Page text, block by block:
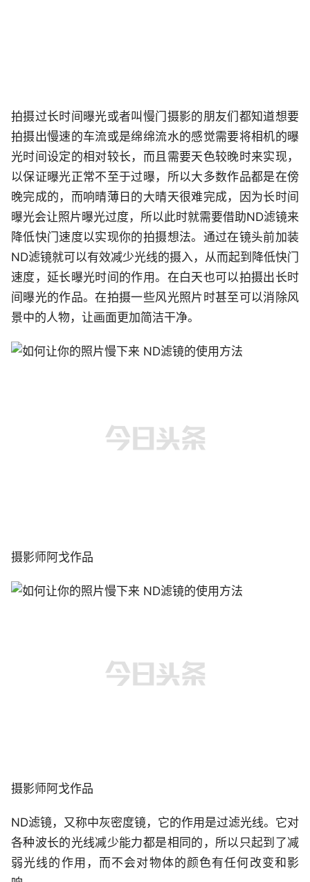
拍摄过长时间曝光或者叫慢门摄影的朋友们都知道想要
拍摄出慢速的车流或是绵绵流水的感觉需要将相机的曝
光时间设定的相对较长，而且需要天色较晚时来实现，
以保证曝光正常不至于过曝，所以大多数作品都是在傍
晚完成的，而响晴薄日的大晴天很难完成，因为长时间
曝光会让照片曝光过度，所以此时就需要借助ND滤镜来
降低快门速度以实现你的拍摄想法。通过在镜头前加装
ND滤镜就可以有效减少光线的摄入，从而起到降低快门
速度，延长曝光时间的作用。在白天也可以拍摄出长时
间曝光的作品。在拍摄一些风光照片时甚至可以消除风
景中的人物，让画面更加简洁干净。
摄影师阿戈作品
摄影师阿戈作品
ND滤镜，又称中灰密度镜，它的作用是过滤光线。它对
各种波长的光线减少能力都是相同的，所以只起到了减
弱光线的作用，而不会对物体的颜色有任何改变和影